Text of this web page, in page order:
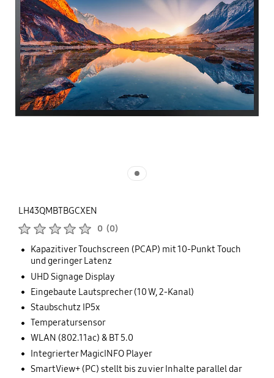
LH43QMBTBGCXEN
0 (0)
Kapazitiver Touchscreen (PCAP) mit 10-Punkt Touch
und geringer Latenz
UHD Signage Display
Eingebaute Lautsprecher (10 W, 2-Kanal)
Staubschutz IP5x
Temperatursensor
WLAN (802.11ac) & BT 5.0
Integrierter MagicINFO Player
SmartView+ (PC) stellt bis zu vier Inhalte parallel dar